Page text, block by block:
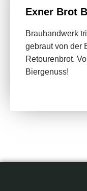
Exner Brot
Brauhandwerk
gebraut von der
Retourenbrot.
Biergenuss!